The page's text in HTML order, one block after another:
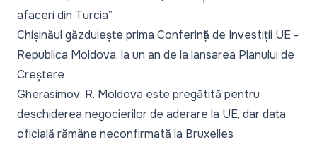
afaceri din Turcia”
Chișinăul găzduiește prima Conferință de Investiții UE -
Republica Moldova, la un an de la lansarea Planului de
Creștere
Gherasimov: R. Moldova este pregătită pentru
deschiderea negocierilor de aderare la UE, dar data
oficială rămâne neconfirmată la Bruxelles